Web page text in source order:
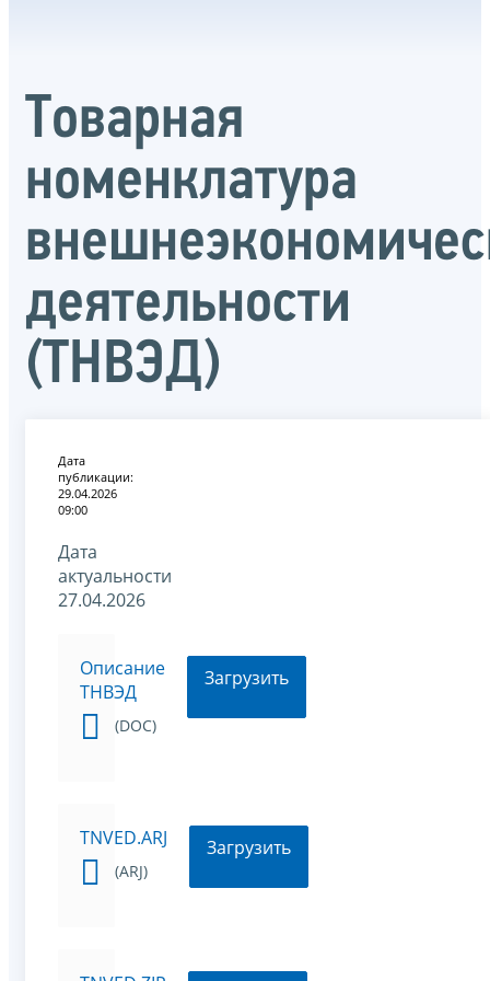
Товарная
номенклатура
деятельности
(ТНВЭД)
Дата
публикации:
29.04.2026
09:00
Дата
актуальности
27.04.2026
Описание
ТНВЭД
(DOC)
Загрузить
TNVED.ARJ
(ARJ)
Загрузить